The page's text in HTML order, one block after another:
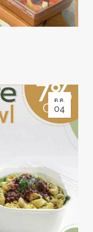
ต.ค.
04